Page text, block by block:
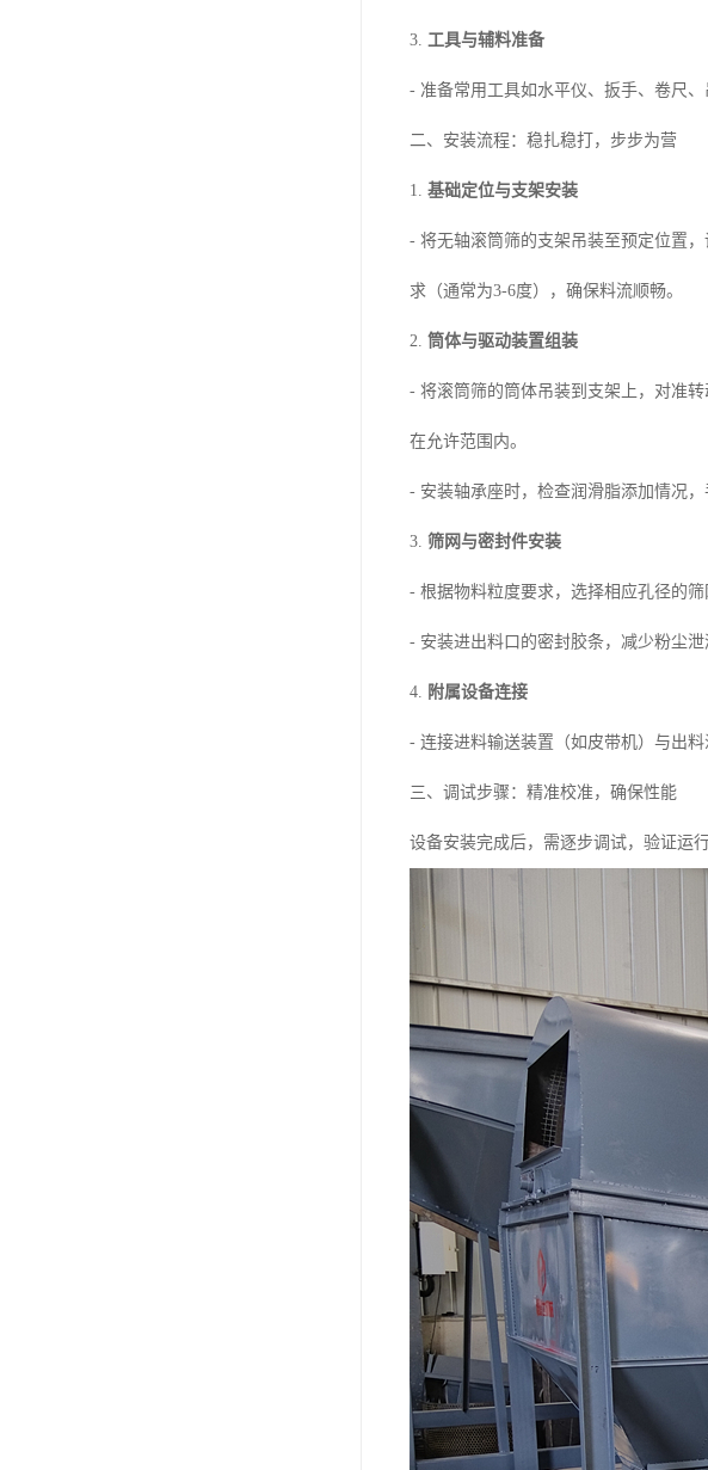
3. 工具与辅料准备
- 准备常用工具如水平仪、扳手、卷尺
二、安装流程：稳扎稳打，步步为营
1. 基础定位与支架安装
- 将无轴滚筒筛的支架吊装至预定位置
求（通常为3-6度），确保料流顺畅。
2. 筒体与驱动装置组装
- 将滚筒筛的筒体吊装到支架上，对准
在允许范围内。
- 安装轴承座时，检查润滑脂添加情况
3. 筛网与密封件安装
- 根据物料粒度要求，选择相应孔径的
- 安装进出料口的密封胶条，减少粉尘
4. 附属设备连接
- 连接进料输送装置（如皮带机）与出
三、调试步骤：精准校准，确保性能
设备安装完成后，需逐步调试，验证运行